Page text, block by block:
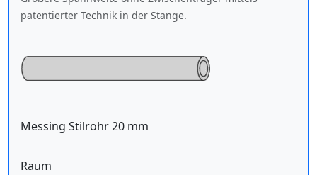
patentierter Technik in der Stange.
Messing Stilrohr 20 mm
Raum